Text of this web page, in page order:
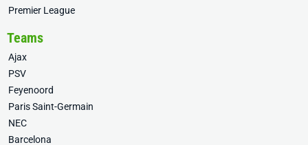
Premier League
Teams
Ajax
PSV
Feyenoord
Paris Saint-Germain
NEC
Barcelona